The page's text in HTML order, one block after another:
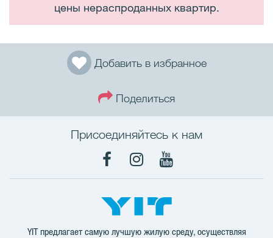
Добавить в избранное
Поделиться
цены нераспроданных квартир.
Присоединяйтесь к нам
FacebookInstagram
YouTube
YIT предлагает самую лучшую жилую среду, осуществляя